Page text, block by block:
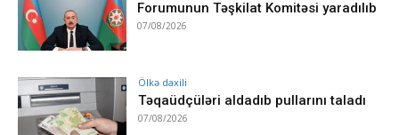
Forumunun Təşkilat Komitəsi yaradılıb
07/08/2026
Ölkə daxili
Təqaüdçüləri aldadıb pullarını taladı
07/08/2026